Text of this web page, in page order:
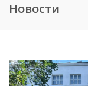
Новости